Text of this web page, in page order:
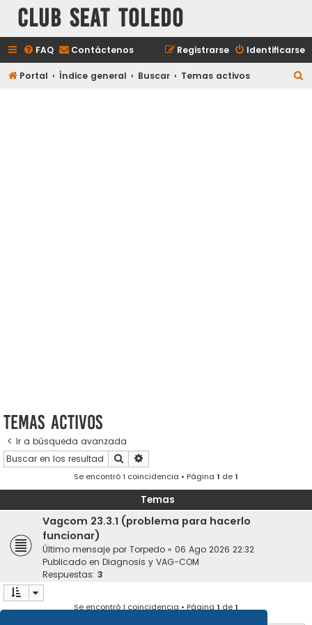
Club Seat Toledo
FAQ Contáctenos Identificarse
Registrarse
Portal Índice general Buscar Temas activos
Temas activos
Ir a búsqueda avanzada
Buscar
Se encontró 1 coincidencia • Página 1 de1
Temas
Vagcom 23.3.1 (problema para hacerlo
funcionar)
Último mensaje por Torpedo « 06 Ago 2026 22:32
Publicado en Diagnosis y VAG-COM
Respuestas: 3
Se encontró 1 coincidencia • Página1de1